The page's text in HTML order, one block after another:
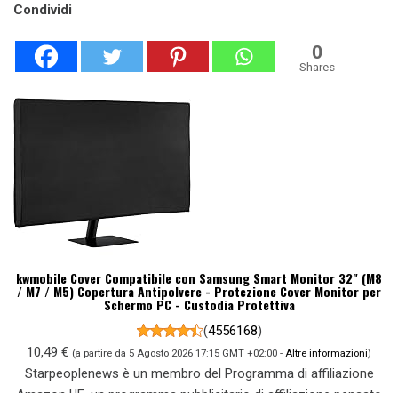
Condividi
0
Shares
kwmobile Cover Compatibile con Samsung Smart Monitor 32" (M8
/ M7 / M5) Copertura Antipolvere - Protezione Cover Monitor per
Schermo PC - Custodia Protettiva
(4556168)
10,49 € (a partire da 5 Agosto 2026 17:15 GMT +02:00 - Altre informazioni)
Starpeoplenews è un membro del Programma di affiliazione